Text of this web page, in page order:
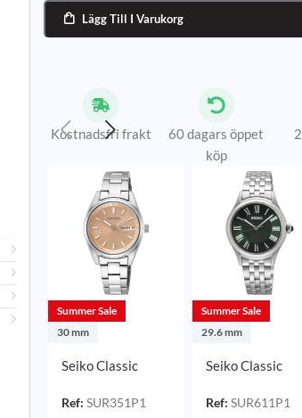
 Lägg Till I Varukorg
Kostnadsfri frakt
60 dagars öppet
köp
Summer Sale
30 mm
Seiko Classic
Roséguld/Stål 30
Ref: SUR351P1
Summer Sale
29.6 mm
Seiko Classic
29,6 mm
Ref: SUR611P1